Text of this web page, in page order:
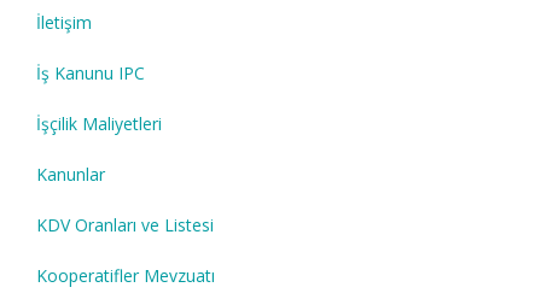
İletişim
İş Kanunu IPC
İşçilik Maliyetleri
Kanunlar
KDV Oranları ve Listesi
Kooperatifler Mevzuatı